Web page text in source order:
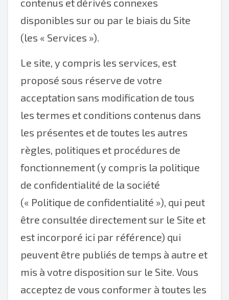
contenus et dérivés connexes
disponibles sur ou par le biais du Site
(les « Services »).
Le site, y compris les services, est
proposé sous réserve de votre
acceptation sans modification de tous
les termes et conditions contenus dans
les présentes et de toutes les autres
règles, politiques et procédures de
fonctionnement (y compris la politique
de confidentialité de la société
(« Politique de confidentialité »), qui peut
être consultée directement sur le Site et
est incorporé ici par référence) qui
peuvent être publiés de temps à autre et
mis à votre disposition sur le Site. Vous
acceptez de vous conformer à toutes les